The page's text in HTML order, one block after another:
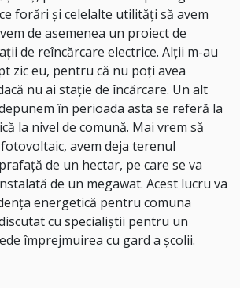
forări și celelalte utilități să avem
de asemenea un proiect de
de reîncărcare electrice. Alții m-au
zic eu, pentru că nu poți avea
nu ai stație de încărcare. Un alt
în perioada asta se referă la
la nivel de comună. Mai vrem să
avem deja terenul
de un hectar, pe care se va
de un megawat. Acest lucru va
energetică pentru comuna
cu specialiștii pentru un
împrejmuirea cu gard a școlii.